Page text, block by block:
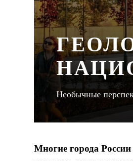
Необычные
Многие города